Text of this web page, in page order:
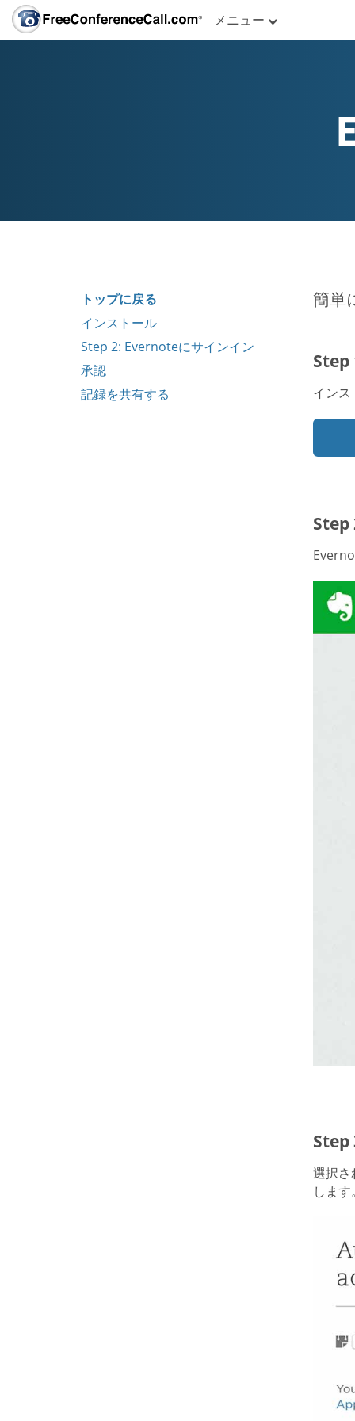
メニュー
トップに戻る
インストール
Step 2: Evernoteにサインイン
承認
記録を共有する
簡単
Step
イン
Step
Step
選択
します